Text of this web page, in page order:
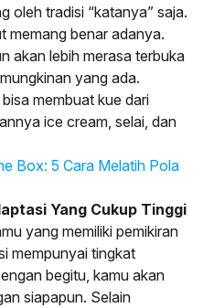
oleh tradisi “katanya” saja.
memang benar adanya.
akan lebih merasa terbuka
yang ada.
membuat kue dari
ice cream, selai, dan
Box: 5 Cara Melatih Pola
Yang Cukup Tinggi
yang memiliki pemikiran
mempunyai tingkat
begitu, kamu akan
siapapun. Selain